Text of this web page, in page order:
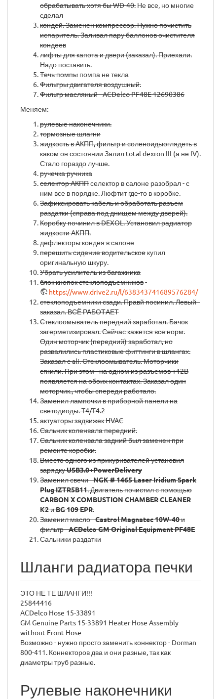
обрабатывать хотя бы WD-40. Не все, но многие
сделал
кондей. Заменен компрессор. Нужно почистить
испаритель. Заливал пару баллонов очистителя
кондеев
лифты для капота и двери (заказал). Приехали.
Надо поставить.
Течь помпы помпа не текла
Фильтры двигателя воздушный.
Фильтр масляный - ACDelco PF48E 12690386
Меняем:
рулевые наконечники.
тормозные шлагни
жидкость в АКПП, фильтр и соленоидыоглядеть в
каком он состоянииЗалил total dexron III (а не IV).
Стало гораздо лучше.
ручечка ручника
селектор АКППселектор в салоне разобрал - с
ним все в порядке. Люфтит где-то в коробке.
Зафиксировать кабель и обработать разъем
раздатки (справа под днищем между дверей).
Коробку починил в DEXOL. Установил радиатор
жидкости АКПП.
дефлекторы кондея в салоне
перешить сидение водительское купил
оригинальную шкуру.
Убрать усилитель из багажника
блок кнопок стеклоподъемников-
https://www.drive2.ru/l/638343741689576284/
стеклоподъемники сзади. Правй посинил. Левый -
заказал. ВСЁ РАБОТАЕТ
Стеклоомыватель передний заработал. Бачок
загерметизировал. Сейчас кажется все норм.
Один моторчик (передний) заработал, но
развалились пластиковые фиттинги в шлангах.
Заказал с ali. Стеклоомыватель. Моторчики
сгнили. При этом - на одном из разъемов +12В
появляется на обоих контактах. Заказал один
моторчик., чтобы спереди работало.
Заменил лампочки в приборной панели на
светодиоды. T4/T4.2
актуаторы задвижек HVAC
Сальник коленвала передний.
Сальник коленвала задний был заменен при
ремонте коробки.
Вместо одного из прикуривателей установил
зарядкуUSB3.0+PowerDelivery
Заменил свечи -NGK # 1465 Laser Iridium Spark
Plug IZTR5B11. Двигатель почистил с помощью
CARBON X COMBUSTION CHAMBER CLEANER
K2иBG 109 EPR.
Заменил масло -Castrol Magnatec 10W-40и
фильтр -ACDelco GM Original Equipment PF48E
Сальники раздатки
Шланги радиатора печки
ЭТО НЕ ТЕ ШЛАНГИ!!!
25844416
ACDelco Hose 15-33891
GM Genuine Parts 15-33891 Heater Hose Assembly
without Front Hose
Возможно - нужно просто заменить коннектор - Dorman
800-411. Коннекторов два и они разные, так как
диаметры труб разные.
Рулевые наконечники